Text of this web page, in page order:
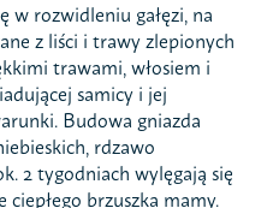
w rozwidleniu gałęzi, na
z liści i trawy zlepionych
trawami, włosiem i
samicy i jej
Budowa gniazda
rdzawo
2 tygodniach wylęgają się
brzuszka mamy.